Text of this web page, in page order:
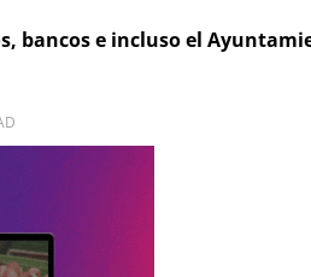
bancos e incluso el